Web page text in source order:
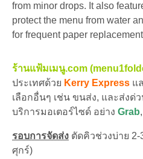
from minor drops. It also
protect the menu from water
for frequent paper
ร้านแฟ้มเมนู.com
ประเทศด้วย Kerry Express แ
เลือกอื่นๆ เช่น ขนส่ง, และส่งด่
บริการมอเตอร์ไซด์ อย่าง Grab,
รอบการจัดส่ง ตัดคิวช่วงบ่าย
ศุกร์)